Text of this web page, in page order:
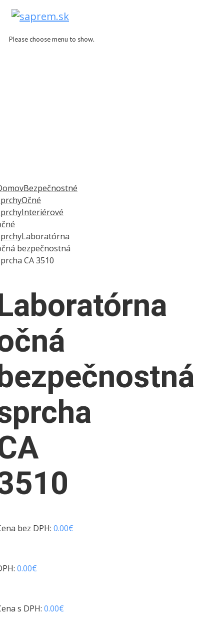
Please choose menu to show.
Bezpečnostné
Očné
Interiérové
Laboratórna
bezpečnostná
CA 3510
bez DPH: 0.00€
0.00€
s DPH: 0.00€